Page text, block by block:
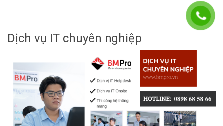
Dịch vụ IT chuyên nghiệp